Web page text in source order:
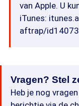
van Apple. U
iTunes:
aftrap/
Vragen? Stel
Heb je nog